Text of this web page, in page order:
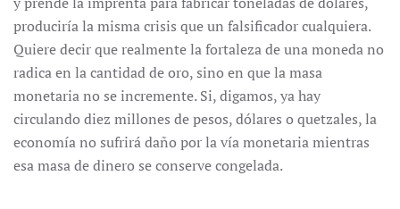
produciría la misma crisis que un falsificador cualquiera.
Quiere decir que realmente la fortaleza de una moneda no
radica en la cantidad de oro, sino en que la masa
monetaria no se incremente. Si, digamos, ya hay
circulando diez millones de pesos, dólares o quetzales, la
economía no sufrirá daño por la vía monetaria mientras
esa masa de dinero se conserve congelada.